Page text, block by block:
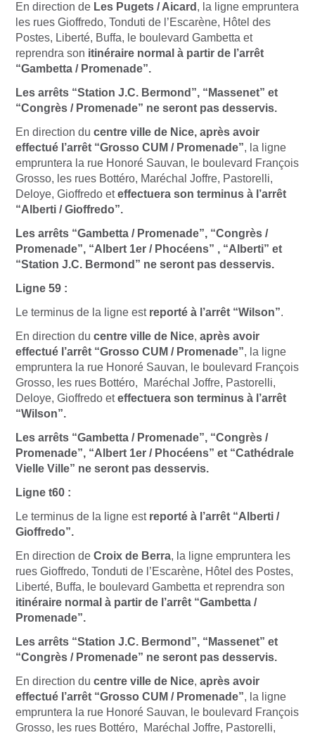
En direction de Les Pugets / Aicard , la ligne empruntera
les rues Gioffredo, Tonduti de l’Escarène, Hôtel des
Postes, Liberté, Buffa, le boulevard Gambetta et
reprendra son itinéraire normal à partir de l’arrêt
“Gambetta / Promenade”.
Les arrêts “Station J.C. Bermond”, “Massenet” et
“Congrès / Promenade” ne seront pas desservis.
En direction du centre ville de Nice, après avoir
effectué l’arrêt “Grosso CUM / Promenade”, la ligne
empruntera la rue Honoré Sauvan, le boulevard François
Grosso, les rues Bottéro, Maréchal Joffre, Pastorelli,
Deloye, Gioffredo eteffectuera son terminus à l’arrêt
“Alberti / Gioffredo”.
Les arrêts “Gambetta / Promenade”, “Congrès /
Promenade”, “Albert 1er / Phocéens” , “Alberti” et
“Station J.C. Bermond” ne seront pas desservis.
Ligne 59 :
Le terminus de la ligne est reporté à l’arrêt “Wilson”.
En direction du centre ville de Nice, après avoir
effectué l’arrêt “Grosso CUM / Promenade”, la ligne
empruntera la rue Honoré Sauvan, le boulevard François
Grosso, les rues Bottéro, Maréchal Joffre, Pastorelli,
Deloye, Gioffredo eteffectuera son terminus à l’arrêt
“Wilson”.
Les arrêts “Gambetta / Promenade”, “Congrès /
Promenade”, “Albert 1er / Phocéens” et “Cathédrale
Vielle Ville” ne seront pas desservis.
Ligne t60 :
Le terminus de la ligne estreporté à l’arrêt “Alberti /
Gioffredo”.
En direction de Croix de Berra, la ligne empruntera les
rues Gioffredo, Tonduti de l’Escarène, Hôtel des Postes,
Liberté, Buffa, le boulevard Gambetta et reprendra son
itinéraire normal à partir de l’arrêt “Gambetta /
Promenade”.
Les arrêts “Station J.C. Bermond”, “Massenet” et
“Congrès / Promenade” ne seront pas desservis.
En direction du centre ville de Nice, après avoir
effectué l’arrêt “Grosso CUM / Promenade”, la ligne
empruntera la rue Honoré Sauvan, le boulevard François
Grosso, les rues Bottéro, Maréchal Joffre, Pastorelli,